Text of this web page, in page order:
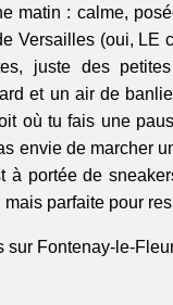
matin : calme,
Versailles (oui, LE
juste des
et un air de
où tu fais une
envie de marcher
à portée de
parfaite pour
sur Fontenay-le-